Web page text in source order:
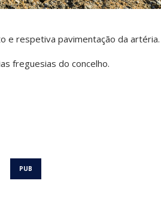
e respetiva pavimentação da artéria.
freguesias do concelho.